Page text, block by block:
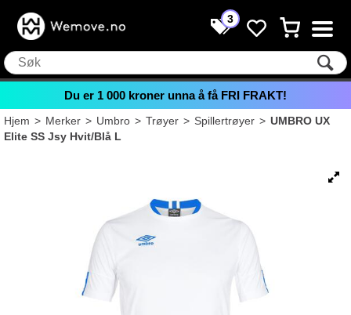
3
Du er 1 000 kroner unna å få FRI FRAKT!
Hjem>Merker>Umbro>Trøyer>Spillertrøyer>UMBRO UX
Elite SS Jsy Hvit/Blå L